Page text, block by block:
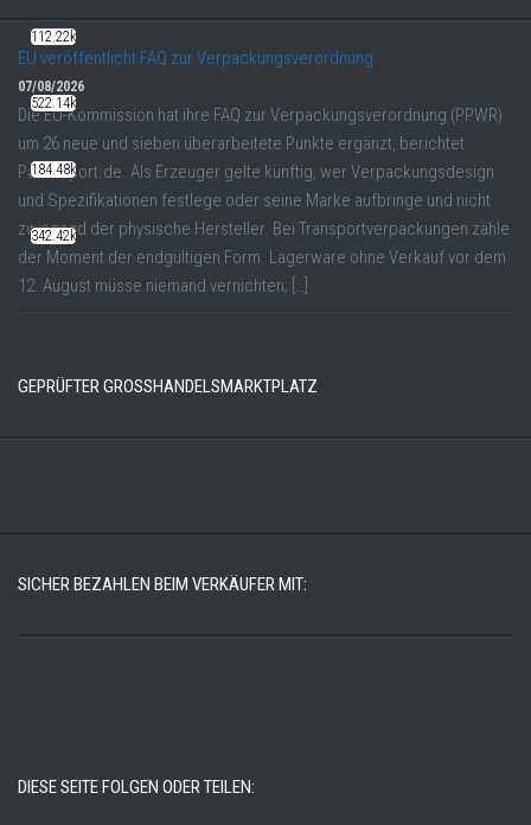
EU veröffentlicht FAQ zur Verpackungsverordnung
07/08/2026
Die EU-Kommission hat ihre FAQ zur Verpackungsverordnung (PPWR)
um 26 neue und sieben überarbeitete Punkte ergänzt, berichtet
Packreport.de. Als Erzeuger gelte künftig, wer Verpackungsdesign
und Spezifikationen festlege oder seine Marke aufbringe und nicht
zwingend der physische Hersteller. Bei Transportverpackungen zähle
der Moment der endgültigen Form. Lagerware ohne Verkauf vor dem
12. August müsse niemand vernichten; […]
GEPRÜFTER GROSSHANDELSMARKTPLATZ
SICHER BEZAHLEN BEIM VERKÄUFER MIT:
DIESE SEITE FOLGEN ODER TEILEN:
112.22k
522.14k
184.48k
342.42k